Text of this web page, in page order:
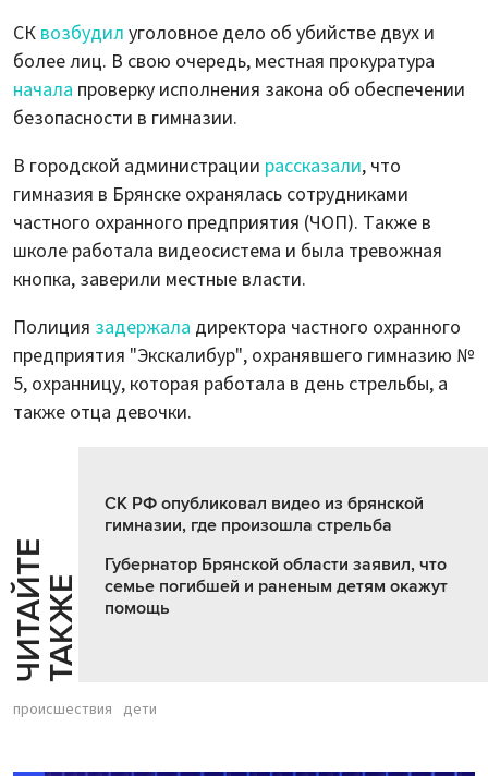
СК возбудил уголовное дело об убийстве двух и
более лиц. В свою очередь, местная прокуратура
начала проверку исполнения закона об обеспечении
безопасности в гимназии.
В городской администрации рассказали, что
гимназия в Брянске охранялась сотрудниками
частного охранного предприятия (ЧОП). Также в
школе работала видеосистема и была тревожная
кнопка, заверили местные власти.
Полиция задержала директора частного охранного
предприятия "Экскалибур", охранявшего гимназию №
5, охранницу, которая работала в день стрельбы, а
также отца девочки.
Ч
И
Т
АЙ
Т
Е
Т
А
К
ЖЕ
СК РФ опубликовал видео из брянской
гимназии, где произошла стрельба
Губернатор Брянской области заявил, что
семье погибшей и раненым детям окажут
помощь
происшествия дети